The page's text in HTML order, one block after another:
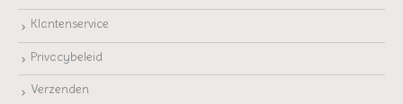
Klantenservice
Privacybeleid
Verzenden